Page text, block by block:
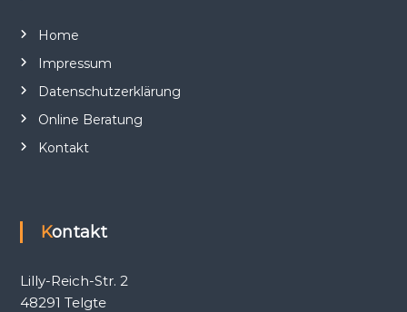
Home
Impressum
Datenschutzerklärung
Online Beratung
Kontakt
Kontakt
Lilly-Reich-Str. 2
48291 Telgte